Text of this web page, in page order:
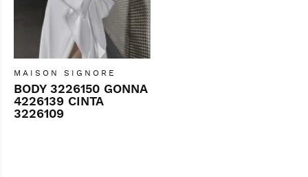
MAISON SIGNORE
BODY 3226150 GONNA
4226139 CINTA
3226109